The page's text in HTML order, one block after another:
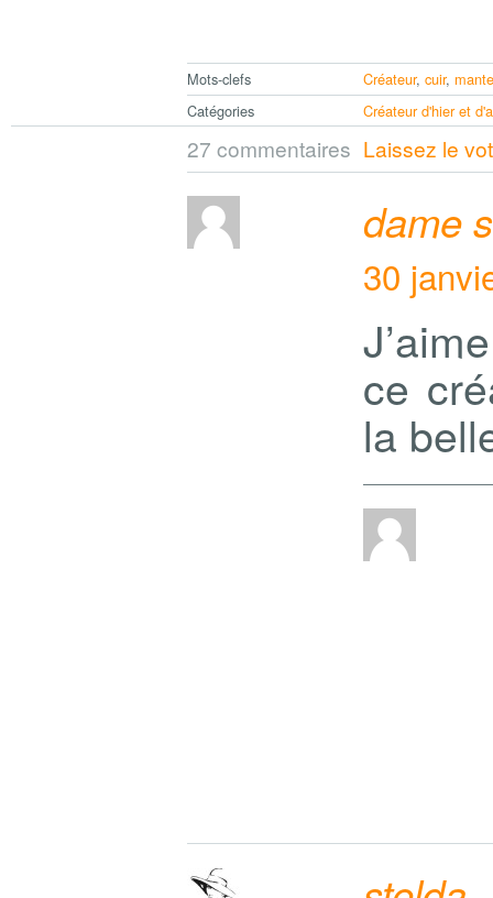
Mots-clefs Créateur, cuir,
Catégories
Créateur d'hier et
27 commentaires Laissez le
dame
30
ce
la